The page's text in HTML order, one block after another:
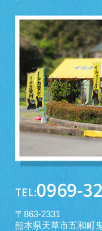
TEL:0969-
〒863-2331
熊本県天草市五和町